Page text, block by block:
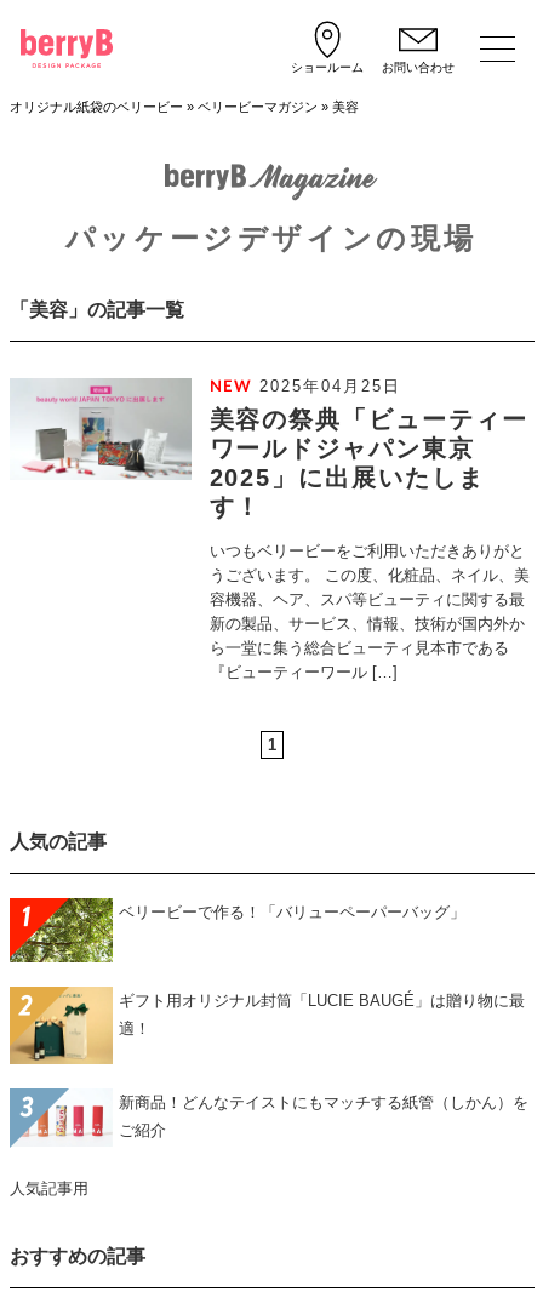
ショールーム お問い合わせ
オリジナル紙袋のベリービー » ベリービーマガジン » 美容
パッケージデザインの現場
「美容」の記事一覧
美容の祭典「ビューティー
ワールドジャパン東京
2025」に出展いたしま
す！
2025年04月25日
いつもベリービーをご利用いただきありがと
うございます。 この度、化粧品、ネイル、美
容機器、ヘア、スパ等ビューティに関する最
新の製品、サービス、情報、技術が国内外か
ら一堂に集う総合ビューティ見本市である
『ビューティーワール […]
1
人気の記事
ベリービーで作る！「バリューペーパーバッグ」
ギフト用オリジナル封筒「LUCIE BAUGÉ」は贈り物に最
適！
新商品！どんなテイストにもマッチする紙管（しかん）を
ご紹介
人気記事用
おすすめの記事